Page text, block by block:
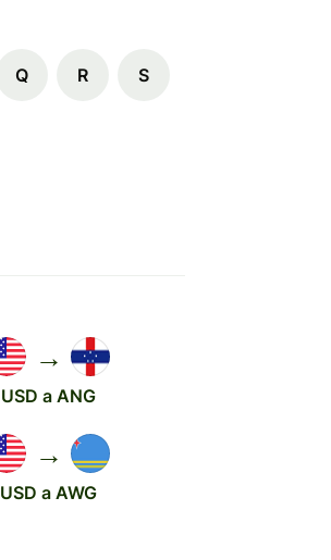
Q R S
→
USD a ANG
→
USD a AWG